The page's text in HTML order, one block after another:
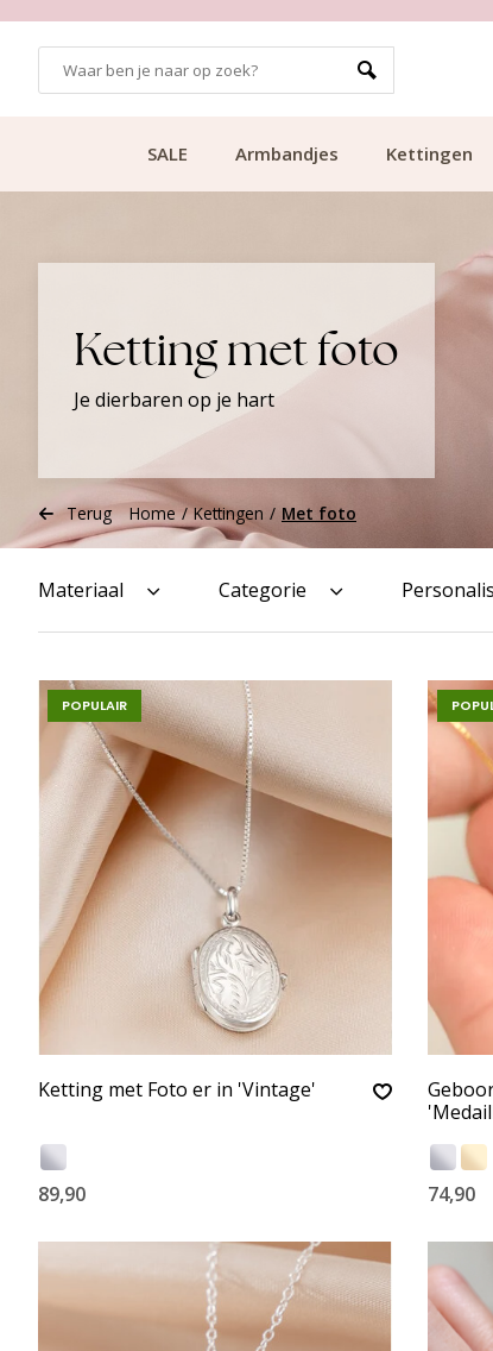
SALE Armbandjes Kettingen
Ketting met foto
Je dierbaren op je hart
Terug Home / Kettingen / Met foto
Materiaal Categorie
POPULAIR
Ketting met Foto er in 'Vintage'
89,90 74,90